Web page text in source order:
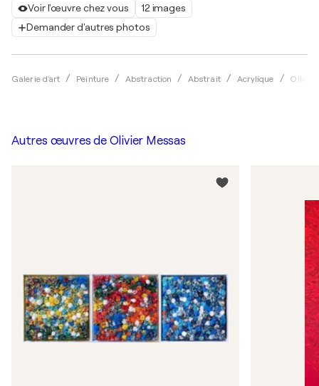
Voir l'œuvre chez vous
12 images
Demander d'autres photos
Galerie d'art Peinture Abstraction Abstrait Acrylique Olivier
Autres œuvres de Olivier Messas